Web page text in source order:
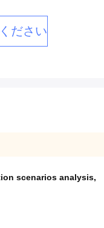
ださい
scenarios analysis,